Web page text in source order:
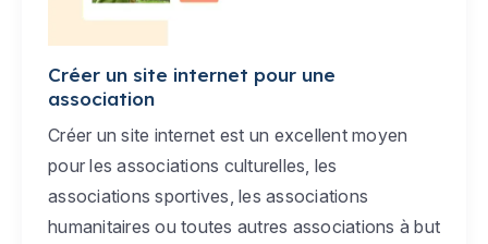
Créer un site internet pour une
association
Créer un site internet est un excellent moyen
pour les associations culturelles, les
associations sportives, les associations
humanitaires ou toutes autres associations à but